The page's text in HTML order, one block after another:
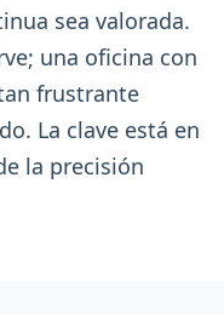
sea valorada.
una oficina con
frustrante
La clave está en
la precisión